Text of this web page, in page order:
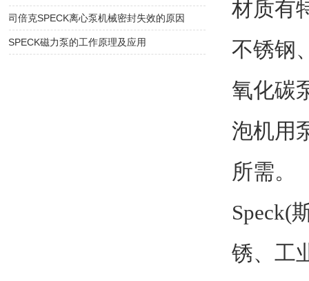
材质有
不锈钢
氧化碳
泡机用
所需。
Speck(
锈、工
司倍克SPECK离心泵机械密封失效的原因
SPECK磁力泵的工作原理及应用